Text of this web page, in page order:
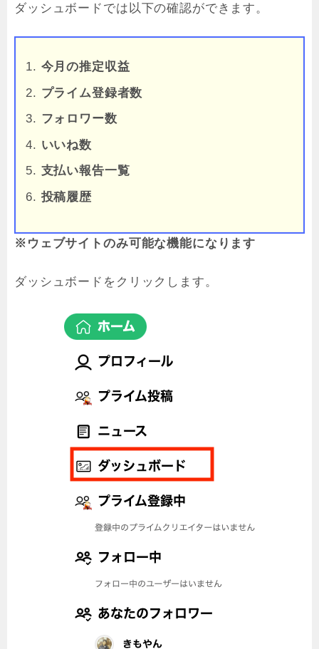
ダッシュボードでは以下の確認ができます。
今月の推定収益
プライム登録者数
フォロワー数
いいね数
支払い報告一覧
投稿履歴
※ウェブサイトのみ可能な機能になります
ダッシュボードをクリックします。